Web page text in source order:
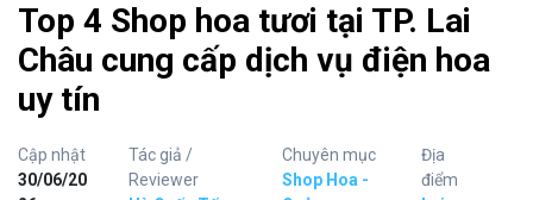
Top 4 Shop hoa tươi tại TP. Lai
Châu cung cấp dịch vụ điện hoa
uy tín
Cập nhật
30/06/20
Tác giả /
Reviewer
Chuyên mục
Shop Hoa -
Địa
điểm